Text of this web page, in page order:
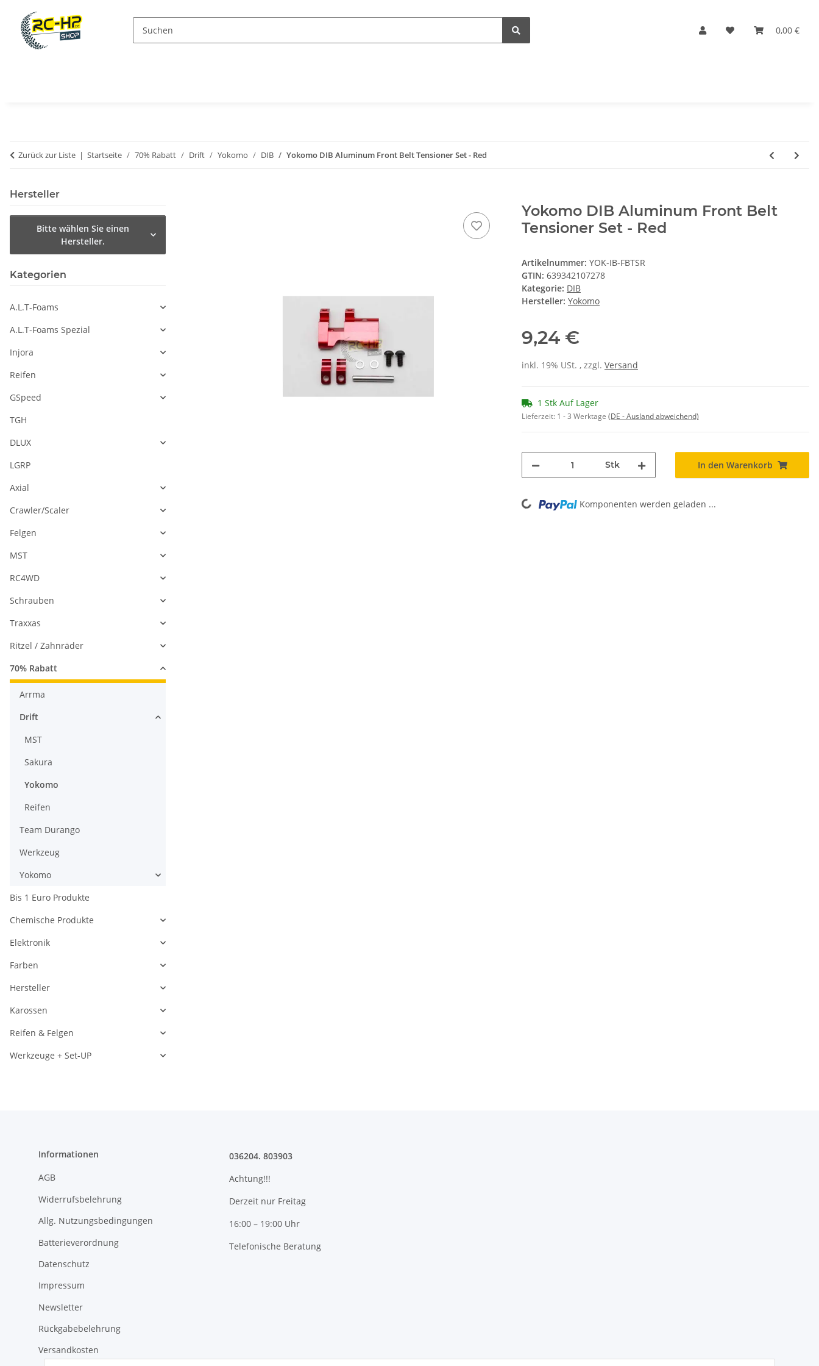
0,00 €
Zurück zur Liste Startseite 70% Rabatt Drift Yokomo DIB Yokomo DIB Aluminum Front Belt Tensioner Set - Red
Yokomo DIB Aluminum Front Belt
Tensioner Set - Red
Artikelnummer: YOK-IB-FBTSR
GTIN: 639342107278
Kategorie: DIB
Hersteller: Yokomo
9,24 €
inkl. 19% USt. , zzgl. Versand
1 Stk Auf Lager
Lieferzeit: 1 - 3 Werktage (DE - Ausland abweichend)
Stk In den Warenkorb
Loading... Komponenten werden geladen ...
Hersteller
Bitte wählen Sie einen
Hersteller.
Kategorien
A.L.T-Foams
A.L.T-Foams Spezial
Injora
Reifen
GSpeed
TGH
DLUX
LGRP
Axial
Crawler/Scaler
Felgen
MST
RC4WD
Schrauben
Traxxas
Ritzel / Zahnräder
70% Rabatt
Arrma
Drift
MST
Sakura
Yokomo
Reifen
Team Durango
Werkzeug
Yokomo
Bis 1 Euro Produkte
Chemische Produkte
Elektronik
Farben
Hersteller
Karossen
Reifen & Felgen
Werkzeuge + Set-UP
Informationen
AGB
Widerrufsbelehrung
Allg. Nutzungsbedingungen
Batterieverordnung
Datenschutz
Impressum
Newsletter
Rückgabebelehrung
Versandkosten
036204. 803903
Achtung!!!
Derzeit nur Freitag
16:00 – 19:00 Uhr
Telefonische Beratung